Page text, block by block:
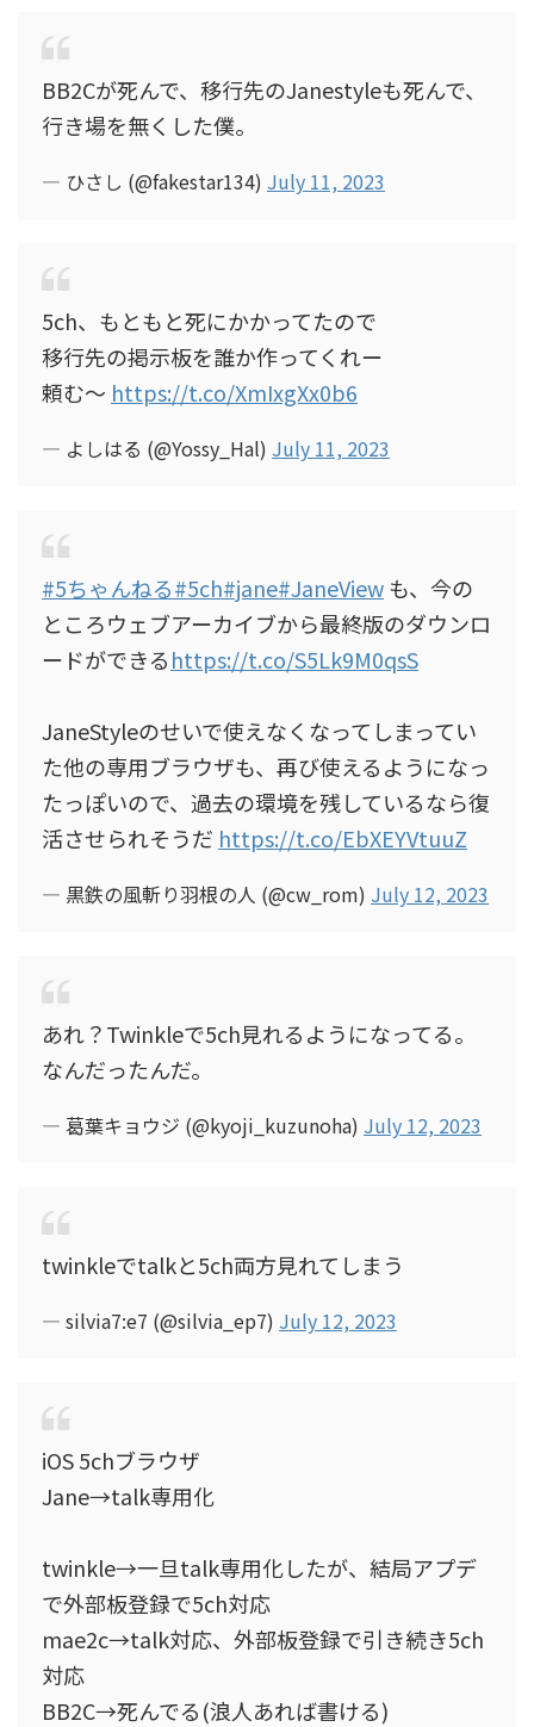
BB2Cが死んで、移行先のJanestyleも死んで、
行き場を無くした僕。
— ひさし (@fakestar134) July 11, 2023
5ch、もともと死にかかってたので
移行先の掲示板を誰か作ってくれー
頼む〜 https://t.co/XmIxgXx0b6
— よしはる (@Yossy_Hal) July 11, 2023
#5ちゃんねる#5ch#jane#JaneViewも、今の
ところウェブアーカイブから最終版のダウンロ
ードができるhttps://t.co/S5Lk9M0qsS
JaneStyleのせいで使えなくなってしまってい
た他の専用ブラウザも、再び使えるようになっ
たっぽいので、過去の環境を残しているなら復
活させられそうだ https://t.co/EbXEYVtuuZ
— 黒鉄の風斬り羽根の人 (@cw_rom) July 12, 2023
あれ？Twinkleで5ch見れるようになってる。
なんだったんだ。
— 葛葉キョウジ (@kyoji_kuzunoha) July 12, 2023
twinkleでtalkと5ch両方見れてしまう
— silvia7:e7 (@silvia_ep7) July 12, 2023
iOS 5chブラウザ
Jane→talk専用化
twinkle→一旦talk専用化したが、結局アプデ
で外部板登録で5ch対応
mae2c→talk対応、外部板登録で引き続き5ch
対応
BB2C→死んでる(浪人あれば書ける)